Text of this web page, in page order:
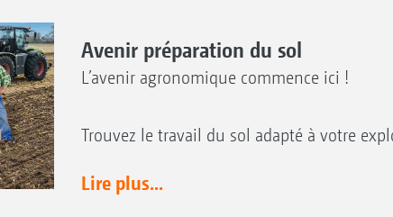
Avenir préparation du sol
L’avenir agronomique commence ici !
Trouvez le travail du sol adapté à votre
Lire plus...